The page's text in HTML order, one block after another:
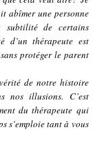
abîmer une personne
subtilité de certains
d’un thérapeute est
protéger le parent
de notre histoire
nos illusions. C’est
du thérapeute qui
s’emploie tant à vous